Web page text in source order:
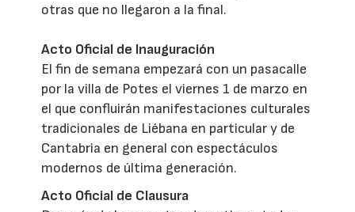
otras que no llegaron a la final.
Acto Oficial de Inauguración
El fin de semana empezará con un pasacalle
por la villa de Potes el viernes 1 de marzo en
el que confluirán manifestaciones culturales
tradicionales de Liébana en particular y de
Cantabria en general con espectáculos
modernos de última generación.
Acto Oficial de Clausura